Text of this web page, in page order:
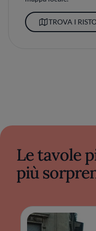
TROVA I
Le tavole
più